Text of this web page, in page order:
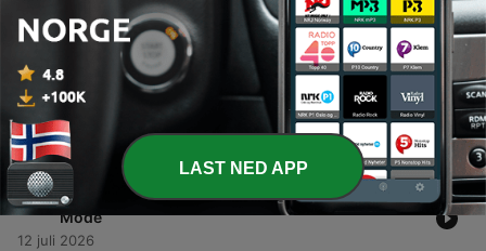
159 - Série de l’été, EP#4 : Pheel - Devotional Tour à
Toulon
26 juli 2026
-
Série de l’été, EP#3 : Lena - Depeche Mode au
Cabaret Futura
19 juli 2026
157 - Série de l’été, EP#2 : Alex - Découvrir Depeche
Mode
12 juli 2026
LAST NED APP